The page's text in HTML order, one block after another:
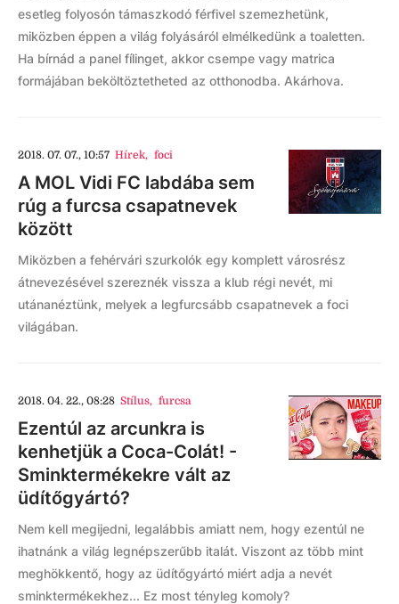
esetleg folyosón támaszkodó férfivel szemezhetünk,
miközben éppen a világ folyásáról elmélkedünk a toaletten.
Ha bírnád a panel fílinget, akkor csempe vagy matrica
formájában beköltöztetheted az otthonodba. Akárhova.
2018. 07. 07., 10:57 Hírek, foci
A MOL Vidi FC labdába sem
rúg a furcsa csapatnevek
között
Miközben a fehérvári szurkolók egy komplett városrész
átnevezésével szereznék vissza a klub régi nevét, mi
utánanéztünk, melyek a legfurcsább csapatnevek a foci
világában.
2018. 04. 22., 08:28 Stílus, furcsa
Ezentúl az arcunkra is
kenhetjük a Coca-Colát! -
Sminktermékekre vált az
üdítőgyártó?
Nem kell megijedni, legalábbis amiatt nem, hogy ezentúl ne
ihatnánk a világ legnépszerűbb italát. Viszont az több mint
meghökkentő, hogy az üdítőgyártó miért adja a nevét
sminktermékekhez... Ez most tényleg komoly?